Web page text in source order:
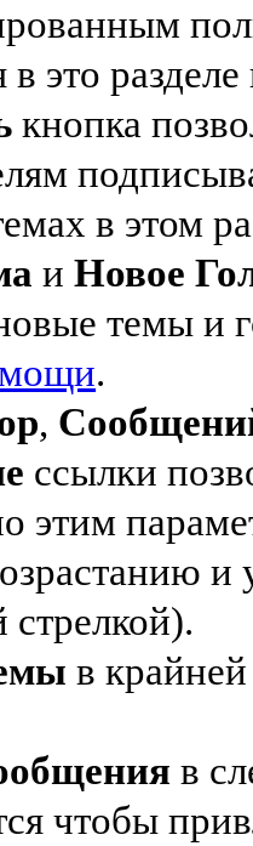
это
кнопка
в этом
иНовое
темы и
.
,
ссылки
этим
и
в
в
чтобы